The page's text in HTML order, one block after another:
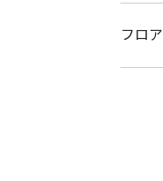
フロア